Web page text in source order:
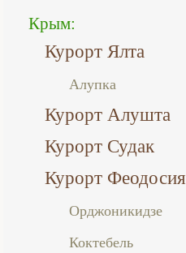
Крым:
Курорт Ялта
Алупка
Курорт Алушта
Курорт Судак
Курорт Феодосия
Орджоникидзе
Коктебель